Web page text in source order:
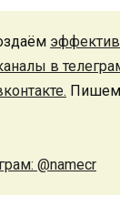
в
Пишем
@namecr